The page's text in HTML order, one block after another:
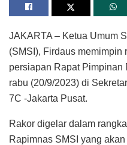
JAKARTA – Ketua Umum
(SMSI), Firdaus memimpin
persiapan Rapat Pimpinan
rabu (20/9/2023) di
7C -Jakarta Pusat.
Rakor digelar dalam
Rapimnas SMSI yang